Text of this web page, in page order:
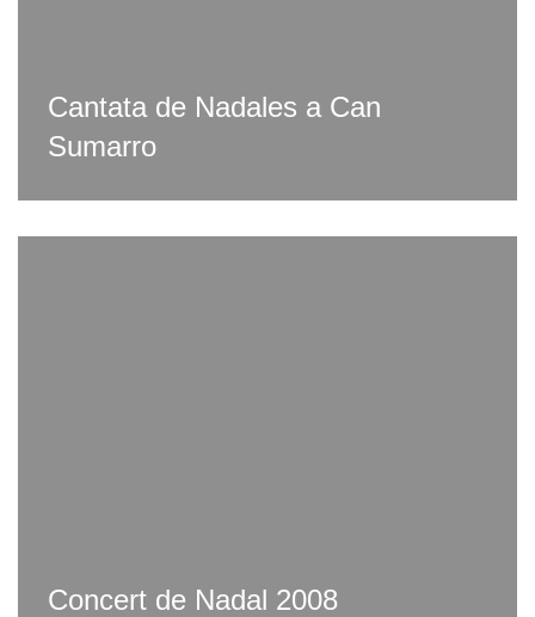
Cantata de Nadales a Can
Sumarro
Concert de Nadal 2008